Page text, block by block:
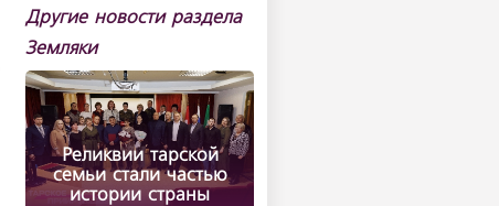
Другие новости раздела
Земляки
Реликвии тарской
семьи стали частью
истории страны